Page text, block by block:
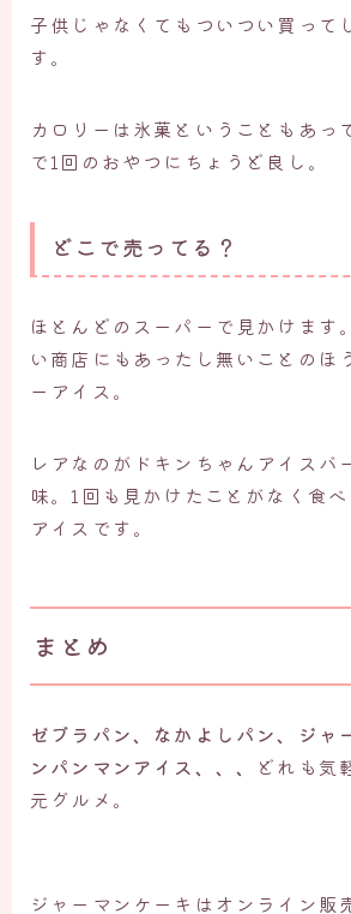
子供じゃなくてもついつい買って
す。
カロリーは氷菓ということもあっ
で1回のおやつにちょうど良し。
どこで売ってる？
ほとんどのスーパーで見かけます
い商店にもあったし無いことのほ
ーアイス。
レアなのがドキンちゃんアイスバ
味。1回も見かけたことがなく食
アイスです。
まとめ
ゼブラパン、なかよしパン、ジャ
ンパンマンアイス、、、
どれも気
元グルメ。
ジャーマンケーキはオンライン販